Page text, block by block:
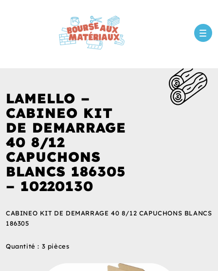
LAMELLO –
CABINEO KIT
DE DEMARRAGE
40 8/12
CAPUCHONS
BLANCS 186305
– 10220130
CABINEO KIT DE DEMARRAGE 40 8/12 CAPUCHONS BLANCS
186305
Quantité : 3 pièces